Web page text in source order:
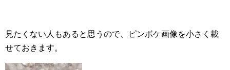
見たくない人もあると思うので、ピンボケ画像を小さく載
せておきます。